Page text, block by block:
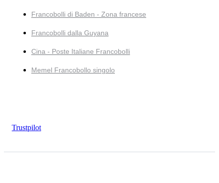
Francobolli di Baden - Zona francese
Francobolli dalla Guyana
Cina - Poste Italiane Francobolli
Memel Francobollo singolo
Trustpilot